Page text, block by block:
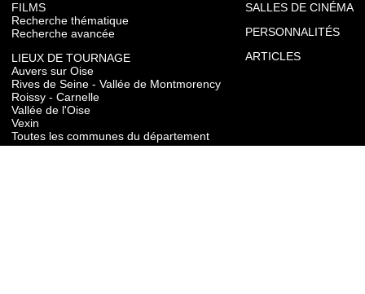
FILMS
Recherche thématique
Recherche avancée
LIEUX DE TOURNAGE
Auvers sur Oise
Rives de Seine - Vallée de Montmorency
Roissy - Carnelle
Vallée de l'Oise
Vexin
Toutes les communes du département
SALLES DE CINÉMA
PERSONNALITÉS
ARTICLES